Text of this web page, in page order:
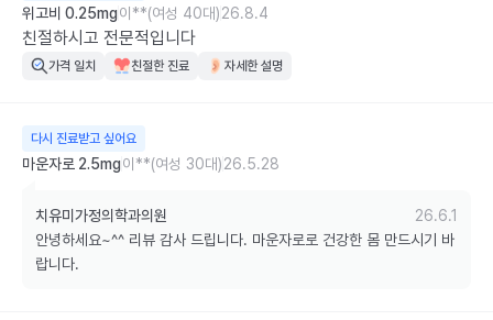
위고비 0.25mg이**(여성 40대)26.8.4
친절하시고 전문적입니다
가격 일치 친절한 진료 자세한 설명
다시 진료받고 싶어요
마운자로 2.5mg이**(여성 30대)26.5.28
치유미가정의학과의원
26.6.1
안녕하세요~^^ 리뷰 감사 드립니다. 마운자로로 건강한 몸 만드시기 바
랍니다.